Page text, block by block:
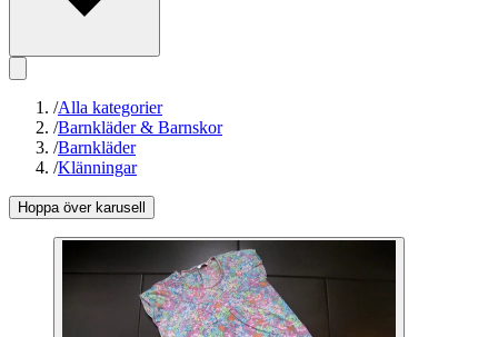
/Alla kategorier
/Barnkläder & Barnskor
/Barnkläder
/Klänningar
Hoppa över karusell